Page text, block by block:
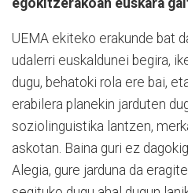
UEMA ekiteko erakunde bat
udalerri euskaldunei begira,
dugu, behatoki rola ere bai,
erabilera planekin jarduten
soziolinguistika lantzen,
askotan. Baina guri ez
Alegia, gure jarduna da